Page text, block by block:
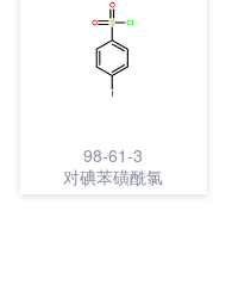
98-61-3
对碘苯磺酰氯